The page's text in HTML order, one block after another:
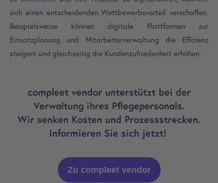
sich einen entscheidenden Wettbewerbsvorteil verschaffen.
Beispielsweise können digitale Plattformen zur
Einsatzplanung und Mitarbeiterverwaltung die Effizienz
steigern und gleichzeitig die Kundenzufriedenheit erhöhen.
compleet vendor unterstützt bei der
Verwaltung ihres Pflegepersonals.
Wir senken Kosten und Prozessstrecken.
Informieren Sie sich jetzt!
Zu compleet vendor